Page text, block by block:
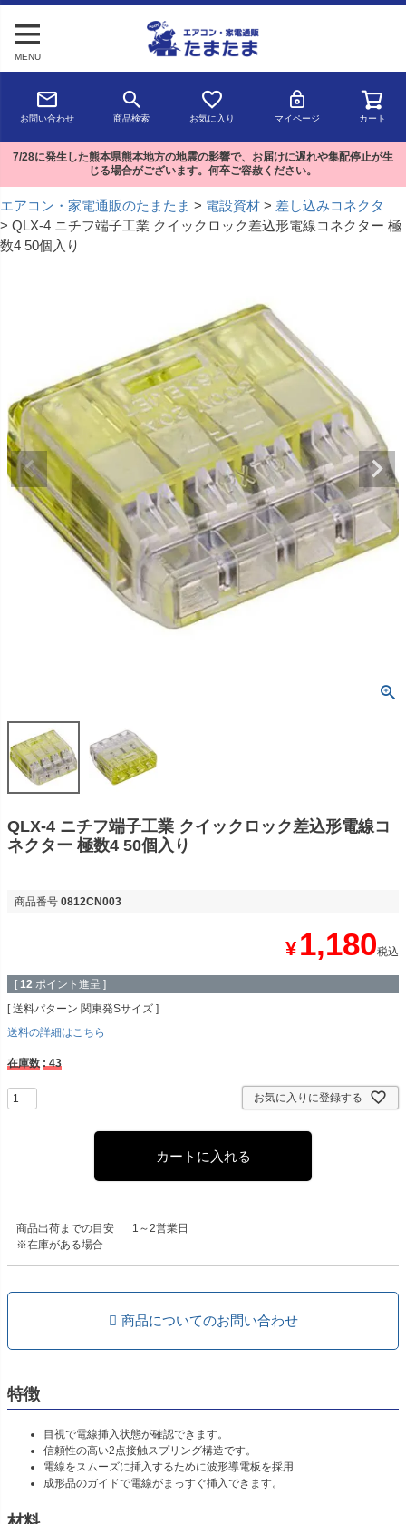
MENU
お問い合わせ 商品検索 お気に入り マイページ カート
7/28に発生した熊本県熊本地方の地震の影響で、お届けに遅れや集配停止が生
じる場合がございます。何卒ご容赦ください。
エアコン・家電通販のたまたま 電設資材
差し込みコネクタ
QLX-4 ニチフ端子工業 クイックロック差込形電線コネクター 極
数4 50個入り
QLX-4 ニチフ端子工業 クイックロック差込形電線コ
ネクター 極数4 50個入り
商品番号 0812CN003
¥ 1,180税込
[ 12 ポイント進呈 ]
送料パターン 関東発Sサイズ
送料の詳細はこちら
在庫数 43
お気に入りに登録する
カートに入れる
商品出荷までの目安
※在庫がある場合
1～2営業日
商品についてのお問い合わせ
特徴
目視で電線挿入状態が確認できます。
信頼性の高い2点接触スプリング構造です。
電線をスムーズに挿入するために波形導電板を採用
成形品のガイドで電線がまっすぐ挿入できます。